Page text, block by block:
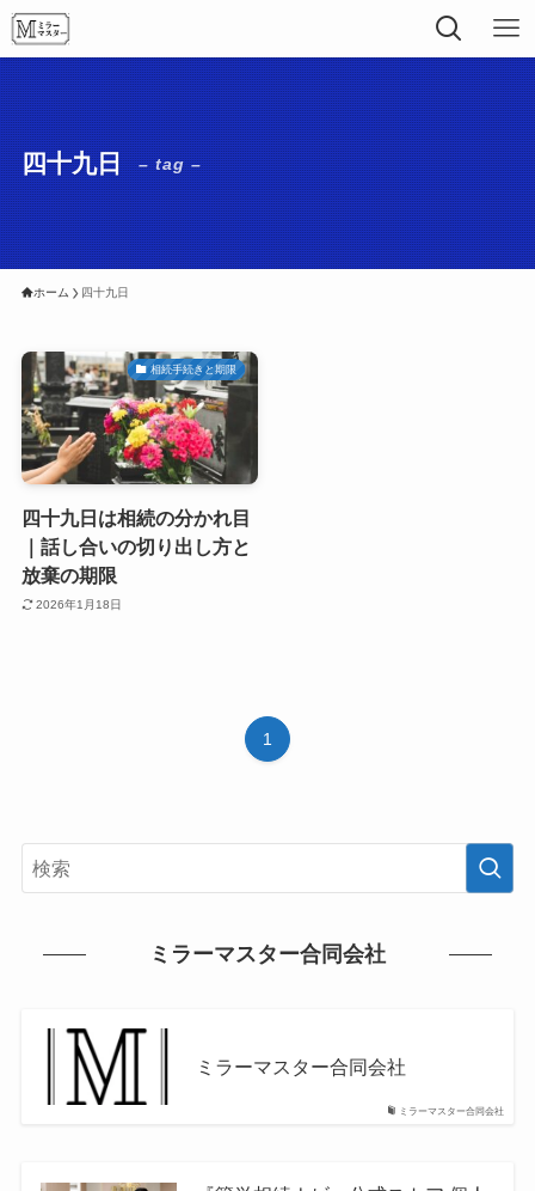
四十九日 – tag –
ホーム 四十九日
相続手続きと期限
四十九日は相続の分かれ目
｜話し合いの切り出し方と
放棄の期限
2026年1月18日
1
ミラーマスター合同会社
ミラーマスター合同会社
ミラーマスター合同会社